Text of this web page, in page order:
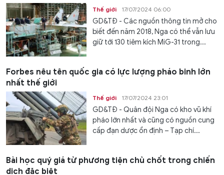
Thế giới 17/07/2024 06:00
GD&TĐ - Các nguồn thông tin mở cho
biết đến năm 2018, Nga có thể vẫn lưu
giữ tới 130 tiêm kích MiG-31 trong...
Forbes nêu tên quốc gia có lực lượng pháo binh lớn
nhất thế giới
Thế giới 17/07/2024 23:01
GD&TĐ - Quân đội Nga có kho vũ khí
pháo lớn nhất và cũng có nguồn cung
cấp đạn dược ổn định – Tạp chí...
Bài học quý giá từ phương tiện chủ chốt trong chiến
dịch đặc biệt